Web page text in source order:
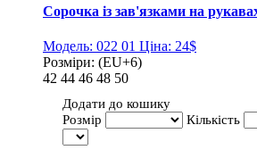
Сорочка із зав'язками на
Модель: 022 01 Ціна: 24$
Розміри: (EU+6)
42 44 46 48 50
Додати до кошику
Розмір
Кількість